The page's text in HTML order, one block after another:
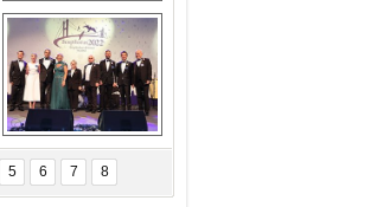
Dünyada tek!
Denizaltı yüzer
havuzu intikal
seyrine başladı
5. Bosphorus Ship
Brokers Dinner,
İstanbul’da yapıldı
5 6 7 8